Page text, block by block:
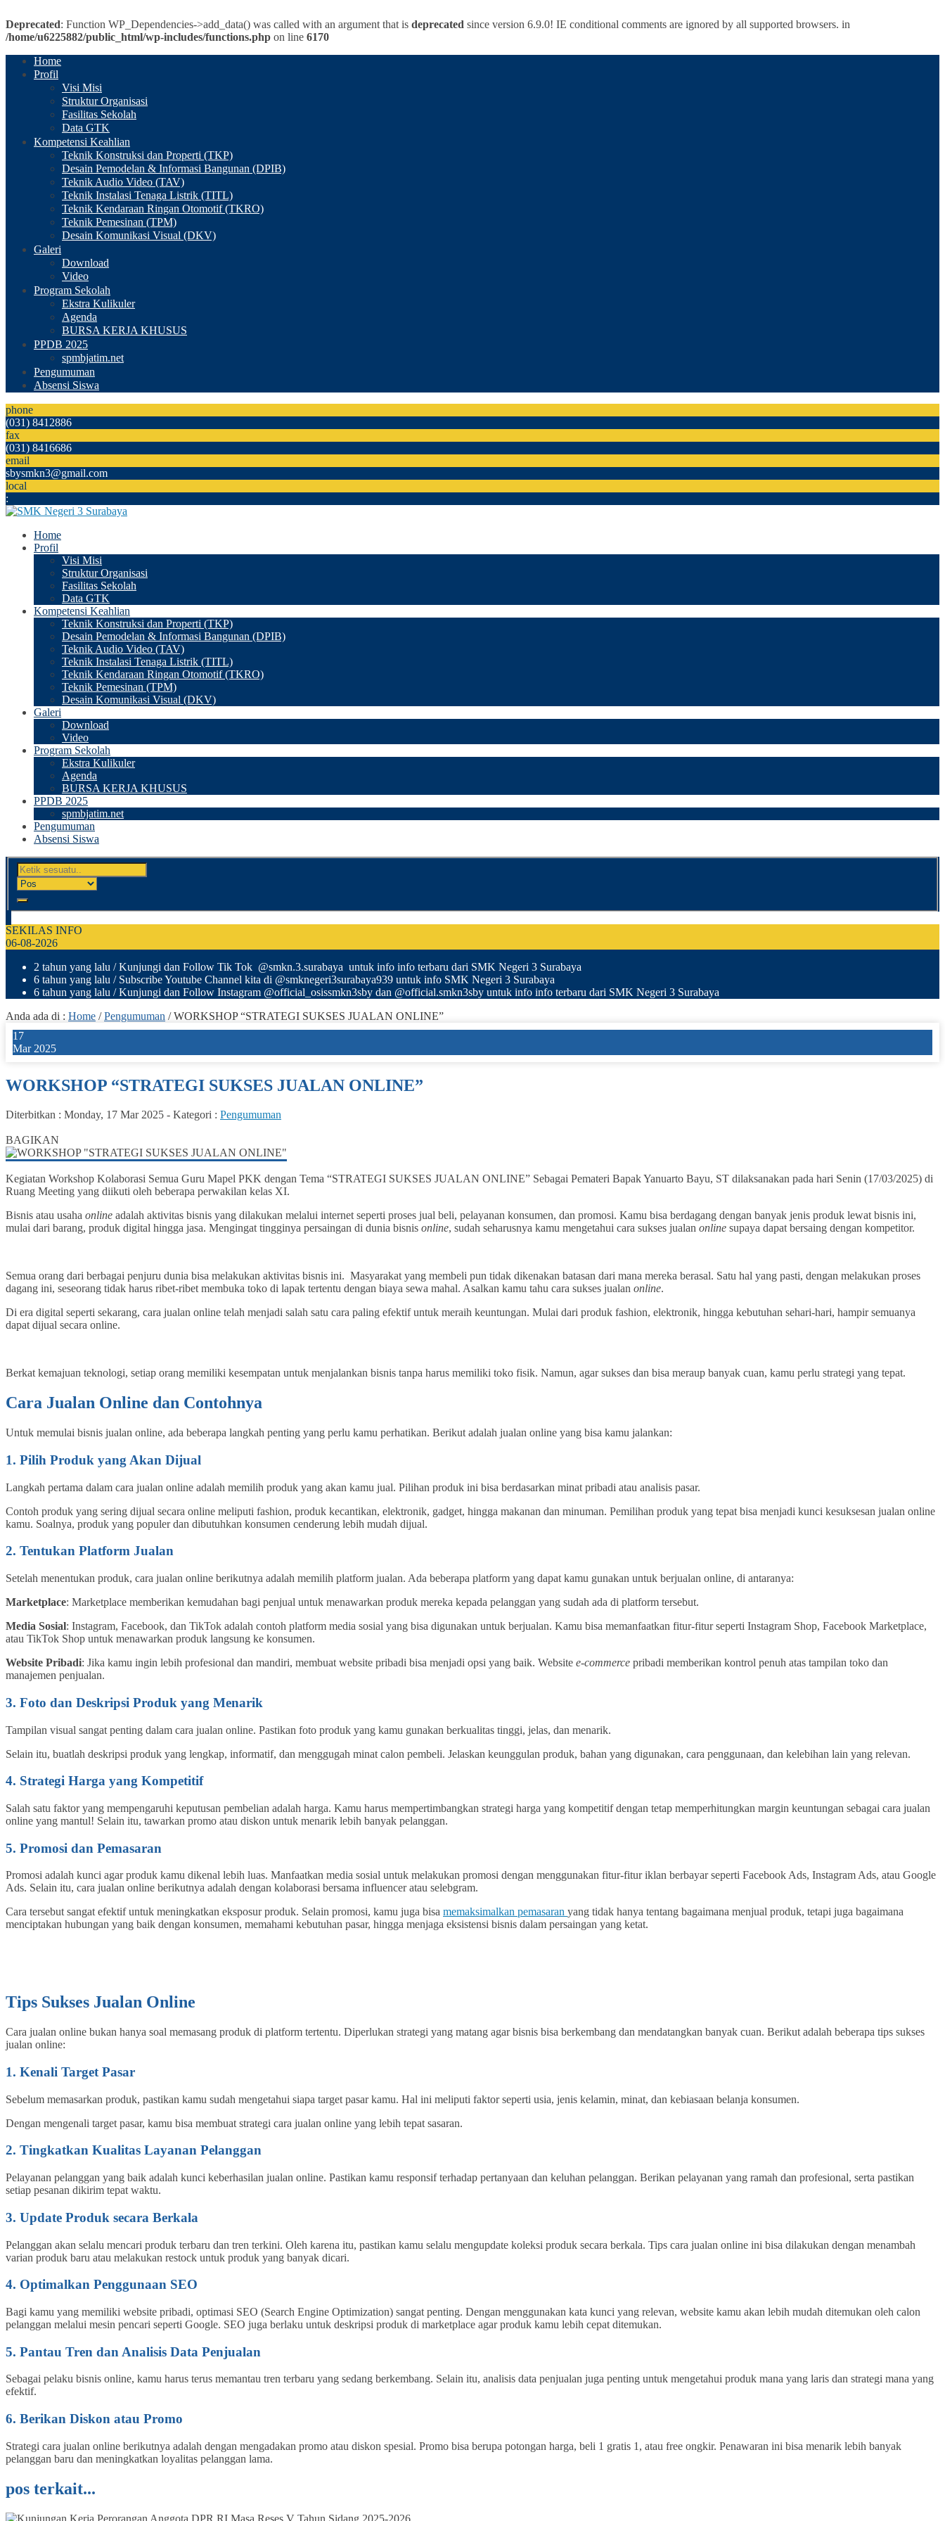
Deprecated: Function WP_Dependencies->add_data() was called with an argument that is deprecated since version 6.9.0! IE conditional comments are ignored by all supported browsers. in
/home/u6225882/public_html/wp-includes/functions.php on line 6170
Home
Profil
Visi Misi
Struktur Organisasi
Fasilitas Sekolah
Data GTK
Kompetensi Keahlian
Teknik Konstruksi dan Properti (TKP)
Desain Pemodelan & Informasi Bangunan (DPIB)
Teknik Audio Video (TAV)
Teknik Instalasi Tenaga Listrik (TITL)
Teknik Kendaraan Ringan Otomotif (TKRO)
Teknik Pemesinan (TPM)
Desain Komunikasi Visual (DKV)
Galeri
Download
Video
Program Sekolah
Ekstra Kulikuler
Agenda
BURSA KERJA KHUSUS
PPDB 2025
spmbjatim.net
Pengumuman
Absensi Siswa
phone
(031) 8412886
fax
(031) 8416686
email
sbysmkn3@gmail.com
local
:
Home
Profil
Visi Misi
Struktur Organisasi
Fasilitas Sekolah
Data GTK
Kompetensi Keahlian
Teknik Konstruksi dan Properti (TKP)
Desain Pemodelan & Informasi Bangunan (DPIB)
Teknik Audio Video (TAV)
Teknik Instalasi Tenaga Listrik (TITL)
Teknik Kendaraan Ringan Otomotif (TKRO)
Teknik Pemesinan (TPM)
Desain Komunikasi Visual (DKV)
Galeri
Download
Video
Program Sekolah
Ekstra Kulikuler
Agenda
BURSA KERJA KHUSUS
PPDB 2025
spmbjatim.net
Pengumuman
Absensi Siswa
SEKILAS INFO
06-08-2026
2 tahun yang lalu / Kunjungi dan Follow Tik Tok @smkn.3.surabaya untuk info info terbaru dari SMK Negeri 3 Surabaya
6 tahun yang lalu / Subscribe Youtube Channel kita di @smknegeri3surabaya939 untuk info SMK Negeri 3 Surabaya
6 tahun yang lalu / Kunjungi dan Follow Instagram @official_osissmkn3sby dan @official.smkn3sby untuk info info terbaru dari SMK Negeri 3 Surabaya
Anda ada di : Home /Pengumuman /WORKSHOP “STRATEGI SUKSES JUALAN ONLINE”
17
Mar 2025
WORKSHOP “STRATEGI SUKSES JUALAN ONLINE”
Diterbitkan : Monday, 17 Mar 2025 - Kategori : Pengumuman
BAGIKAN
Kegiatan Workshop Kolaborasi Semua Guru Mapel PKK dengan Tema “STRATEGI SUKSES JUALAN ONLINE” Sebagai Pemateri Bapak Yanuarto Bayu, ST dilaksanakan pada hari Senin (17/03/2025) di
Ruang Meeting yang diikuti oleh beberapa perwakilan kelas XI.
Bisnis atau usaha online adalah aktivitas bisnis yang dilakukan melalui internet seperti proses jual beli, pelayanan konsumen, dan promosi. Kamu bisa berdagang dengan banyak jenis produk lewat bisnis ini,
mulai dari barang, produk digital hingga jasa. Mengingat tingginya persaingan di dunia bisnis online, sudah seharusnya kamu mengetahui cara sukses jualan online supaya dapat bersaing dengan kompetitor.
Semua orang dari berbagai penjuru dunia bisa melakukan aktivitas bisnis ini. Masyarakat yang membeli pun tidak dikenakan batasan dari mana mereka berasal. Satu hal yang pasti, dengan melakukan proses
dagang ini, seseorang tidak harus ribet-ribet membuka toko di lapak tertentu dengan biaya sewa mahal. Asalkan kamu tahu cara sukses jualan online.
Di era digital seperti sekarang, cara jualan online telah menjadi salah satu cara paling efektif untuk meraih keuntungan. Mulai dari produk fashion, elektronik, hingga kebutuhan sehari-hari, hampir semuanya
dapat dijual secara online.
Berkat kemajuan teknologi, setiap orang memiliki kesempatan untuk menjalankan bisnis tanpa harus memiliki toko fisik. Namun, agar sukses dan bisa meraup banyak cuan, kamu perlu strategi yang tepat.
Cara Jualan Online dan Contohnya
Untuk memulai bisnis jualan online, ada beberapa langkah penting yang perlu kamu perhatikan. Berikut adalah jualan online yang bisa kamu jalankan:
1. Pilih Produk yang Akan Dijual
Langkah pertama dalam cara jualan online adalah memilih produk yang akan kamu jual. Pilihan produk ini bisa berdasarkan minat pribadi atau analisis pasar.
Contoh produk yang sering dijual secara online meliputi fashion, produk kecantikan, elektronik, gadget, hingga makanan dan minuman. Pemilihan produk yang tepat bisa menjadi kunci kesuksesan jualan online
kamu. Soalnya, produk yang populer dan dibutuhkan konsumen cenderung lebih mudah dijual.
2. Tentukan Platform Jualan
Setelah menentukan produk, cara jualan online berikutnya adalah memilih platform jualan. Ada beberapa platform yang dapat kamu gunakan untuk berjualan online, di antaranya:
Marketplace: Marketplace memberikan kemudahan bagi penjual untuk menawarkan produk mereka kepada pelanggan yang sudah ada di platform tersebut.
Media Sosial: Instagram, Facebook, dan TikTok adalah contoh platform media sosial yang bisa digunakan untuk berjualan. Kamu bisa memanfaatkan fitur-fitur seperti Instagram Shop, Facebook Marketplace,
atau TikTok Shop untuk menawarkan produk langsung ke konsumen.
Website Pribadi: Jika kamu ingin lebih profesional dan mandiri, membuat website pribadi bisa menjadi opsi yang baik. Website e-commerce pribadi memberikan kontrol penuh atas tampilan toko dan
manajemen penjualan.
3. Foto dan Deskripsi Produk yang Menarik
Tampilan visual sangat penting dalam cara jualan online. Pastikan foto produk yang kamu gunakan berkualitas tinggi, jelas, dan menarik.
Selain itu, buatlah deskripsi produk yang lengkap, informatif, dan menggugah minat calon pembeli. Jelaskan keunggulan produk, bahan yang digunakan, cara penggunaan, dan kelebihan lain yang relevan.
4. Strategi Harga yang Kompetitif
Salah satu faktor yang mempengaruhi keputusan pembelian adalah harga. Kamu harus mempertimbangkan strategi harga yang kompetitif dengan tetap memperhitungkan margin keuntungan sebagai cara jualan
online yang mantul! Selain itu, tawarkan promo atau diskon untuk menarik lebih banyak pelanggan.
5. Promosi dan Pemasaran
Promosi adalah kunci agar produk kamu dikenal lebih luas. Manfaatkan media sosial untuk melakukan promosi dengan menggunakan fitur-fitur iklan berbayar seperti Facebook Ads, Instagram Ads, atau Google
Ads. Selain itu, cara jualan online berikutnya adalah dengan kolaborasi bersama influencer atau selebgram.
Cara tersebut sangat efektif untuk meningkatkan eksposur produk. Selain promosi, kamu juga bisa memaksimalkan pemasaran yang tidak hanya tentang bagaimana menjual produk, tetapi juga bagaimana
menciptakan hubungan yang baik dengan konsumen, memahami kebutuhan pasar, hingga menjaga eksistensi bisnis dalam persaingan yang ketat.
Tips Sukses Jualan Online
Cara jualan online bukan hanya soal memasang produk di platform tertentu. Diperlukan strategi yang matang agar bisnis bisa berkembang dan mendatangkan banyak cuan. Berikut adalah beberapa tips sukses
jualan online:
1. Kenali Target Pasar
Sebelum memasarkan produk, pastikan kamu sudah mengetahui siapa target pasar kamu. Hal ini meliputi faktor seperti usia, jenis kelamin, minat, dan kebiasaan belanja konsumen.
Dengan mengenali target pasar, kamu bisa membuat strategi cara jualan online yang lebih tepat sasaran.
2. Tingkatkan Kualitas Layanan Pelanggan
Pelayanan pelanggan yang baik adalah kunci keberhasilan jualan online. Pastikan kamu responsif terhadap pertanyaan dan keluhan pelanggan. Berikan pelayanan yang ramah dan profesional, serta pastikan
setiap pesanan dikirim tepat waktu.
3. Update Produk secara Berkala
Pelanggan akan selalu mencari produk terbaru dan tren terkini. Oleh karena itu, pastikan kamu selalu mengupdate koleksi produk secara berkala. Tips cara jualan online ini bisa dilakukan dengan menambah
varian produk baru atau melakukan restock untuk produk yang banyak dicari.
4. Optimalkan Penggunaan SEO
Bagi kamu yang memiliki website pribadi, optimasi SEO (Search Engine Optimization) sangat penting. Dengan menggunakan kata kunci yang relevan, website kamu akan lebih mudah ditemukan oleh calon
pelanggan melalui mesin pencari seperti Google. SEO juga berlaku untuk deskripsi produk di marketplace agar produk kamu lebih cepat ditemukan.
5. Pantau Tren dan Analisis Data Penjualan
Sebagai pelaku bisnis online, kamu harus terus memantau tren terbaru yang sedang berkembang. Selain itu, analisis data penjualan juga penting untuk mengetahui produk mana yang laris dan strategi mana yang
efektif.
6. Berikan Diskon atau Promo
Strategi cara jualan online berikutnya adalah dengan mengadakan promo atau diskon spesial. Promo bisa berupa potongan harga, beli 1 gratis 1, atau free ongkir. Penawaran ini bisa menarik lebih banyak
pelanggan baru dan meningkatkan loyalitas pelanggan lama.
pos terkait...